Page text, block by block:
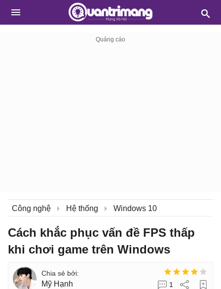
Công nghệ Hệ thống Windows 10
Cách khắc phục vấn đề FPS thấp
khi chơi game trên Windows
Mỹ Hạnh 1